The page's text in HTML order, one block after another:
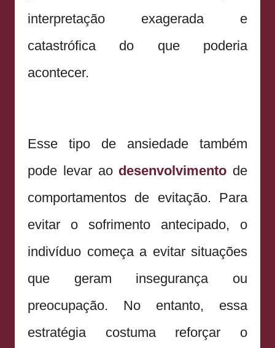
interpretação exagerada e
catastrófica do que poderia
acontecer.
Esse tipo de ansiedade também
pode levar ao desenvolvimento de
comportamentos de evitação. Para
evitar o sofrimento antecipado, o
indivíduo começa a evitar situações
que geram insegurança ou
preocupação. No entanto, essa
estratégia costuma reforçar o